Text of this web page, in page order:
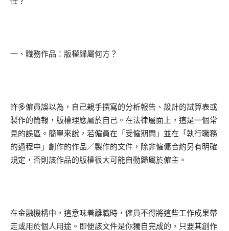
一、職務作品：版權歸屬何方？
許多僱員誤以為，自己親手撰寫的分析報告、設計的試算表或
製作的簡報，版權理應屬於自己。在法律層面上，這是一個常
見的誤區。簡單來說，若僱員在「受僱期間」並在「執行職務
的過程中」創作的作品／製作的文件，除非僱傭合約另有明確
規定，否則該作品的版權很大可能自動歸屬於僱主。
在金融機構中，這意味着離職時，僱員不得將這些工作成果帶
走或用於個人用途。即便該文件是你獨自完成的，只要其創作